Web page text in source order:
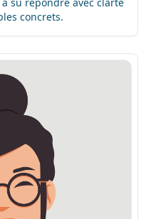
su répondre avec clarté
concrets.